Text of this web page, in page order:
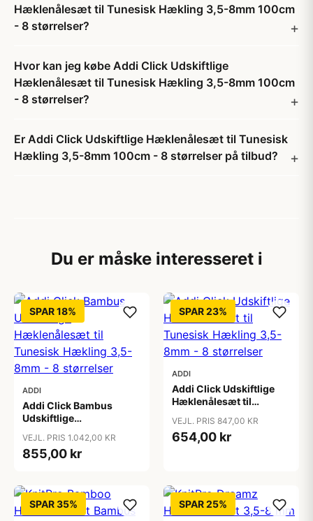
Hæklenålesæt til Tunesisk Hækling 3,5-8mm 100cm
- 8 størrelser?
Hvor kan jeg købe Addi Click Udskiftlige
Hæklenålesæt til Tunesisk Hækling 3,5-8mm 100cm
- 8 størrelser?
Er Addi Click Udskiftlige Hæklenålesæt til Tunesisk
Hækling 3,5-8mm 100cm - 8 størrelser på tilbud?
Du er måske interesseret i
SPAR 18%
ADDI
Addi Click Bambus
Udskiftlige
Tunesisk Hækling 3,5-
8mm - 8 størrelser
VEJL. PRIS 1.042,00 KR
855,00 kr
SPAR 23%
ADDI
Addi Click Udskiftlige
Hæklenålesæt til
8mm - 8 størrelser
VEJL. PRIS 847,00 KR
654,00 kr
SPAR 35% SPAR 25%